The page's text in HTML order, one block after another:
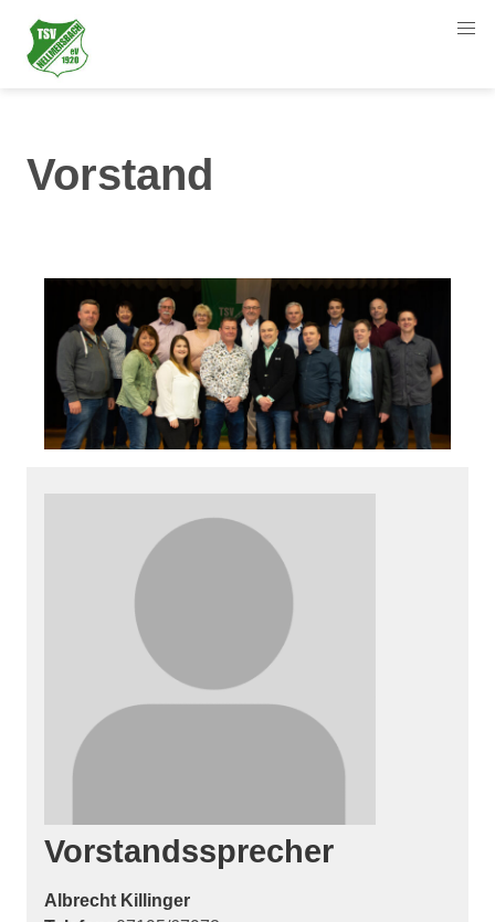
Vorstand
Vorstandssprecher
Albrecht Killinger